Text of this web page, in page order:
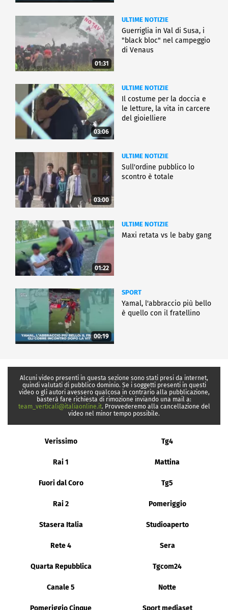
01:31
ULTIME NOTIZIE
Guerriglia in Val di Susa, i
"black bloc" nel campeggio
di Venaus
03:06
ULTIME NOTIZIE
Il costume per la doccia e
le letture, la vita in carcere
del gioielliere
03:00
ULTIME NOTIZIE
Sull'ordine pubblico lo
scontro è totale
01:22
ULTIME NOTIZIE
Maxi retata vs le baby gang
00:19
SPORT
Yamal, l'abbraccio più bello
è quello con il fratellino
Alcuni video presenti in questa sezione sono stati presi da internet,
quindi valutati di pubblico dominio. Se i soggetti presenti in questi
video o gli autori avessero qualcosa in contrario alla pubblicazione,
basterà fare richiesta di rimozione inviando una mail a:
team_verticali@italiaonline.it. Provvederemo alla cancellazione del
video nel minor tempo possibile.
Verissimo Tg4
Rai 1 Mattina
Fuori dal Coro Tg5
Rai 2 Pomeriggio
Stasera Italia Studioaperto
Rete 4 Sera
Quarta Repubblica Tgcom24
Canale 5 Notte